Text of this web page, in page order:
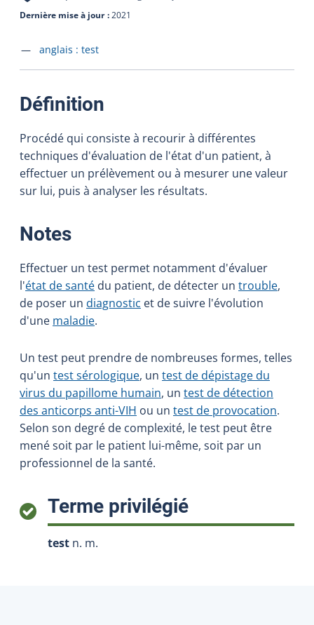
Dernière mise à jour 2021
Accéder à la fiche en
anglais : test
Définition
Procédé qui consiste à recourir à différentes
techniques d'évaluation de l'état d'un patient, à
effectuer un prélèvement ou à mesurer une valeur
sur lui, puis à analyser les résultats.
Notes:
Effectuer un test permet notamment d'évaluer
l'état de santé du patient, de détecter un trouble,
de poser un diagnostic et de suivre l'évolution
d'une maladie.
Un test peut prendre de nombreuses formes, telles
qu'un test sérologique, un test de dépistage du
virus du papillome humain, un test de détection
des anticorps anti-VIH ou un test de provocation.
Selon son degré de complexité, le test peut être
mené soit par le patient lui-même, soit par un
professionnel de la santé.
Terme privilégié:
test n. m.